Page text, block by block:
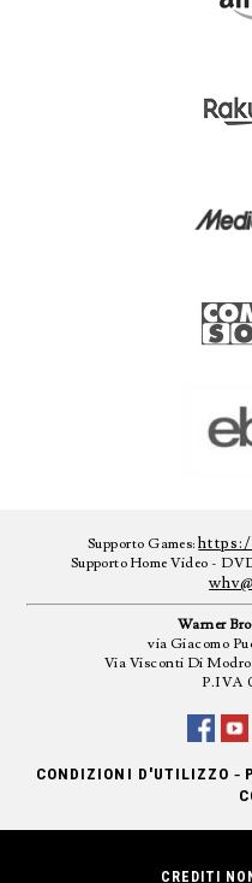
Supporto Games:
Supporto Home Video -
Warner
via Giacomo
Via Visconti Di
P.IVA
CONDIZIONI D'UTILIZZO -
CREDITI